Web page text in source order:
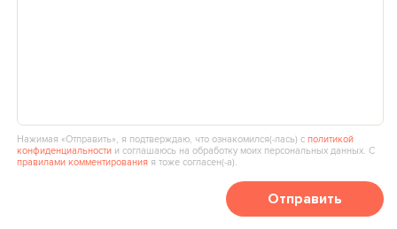
Нажимая «Отправить», я подтверждаю, что ознакомился(‑лась) сполитикой
конфиденциальности и соглашаюсь на обработку моих персональных данных. С
правилами комментирования я тоже согласен(‑а).
Отправить